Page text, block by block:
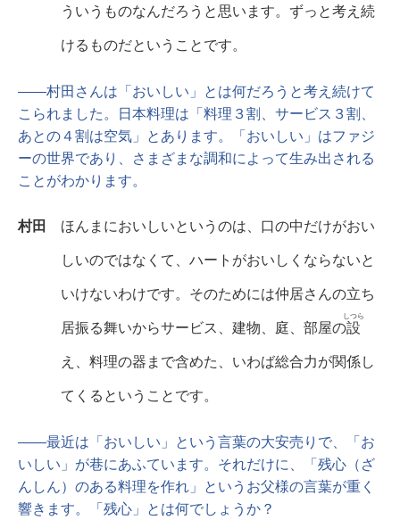
ういうものなんだろうと思います。ずっと考え続
けるものだということです。
――村田さんは「おいしい」とは何だろうと考え続けて
こられました。日本料理は「料理３割、サービス３割、
あとの４割は空気」とあります。「おいしい」はファジ
ーの世界であり、さまざまな調和によって生み出される
ことがわかります。
村田 ほんまにおいしいというのは、口の中だけがおい
しいのではなくて、ハートがおいしくならないと
いけないわけです。そのためには仲居さんの立ち
居振る舞いからサービス、建物、庭、部屋の設
しつら
え、料理の器まで含めた、いわば総合力が関係し
てくるということです。
――最近は「おいしい」という言葉の大安売りで、「お
いしい」が巷にあふています。それだけに、「残心（ざ
んしん）のある料理を作れ」というお父様の言葉が重く
響きます。「残心」とは何でしょうか？